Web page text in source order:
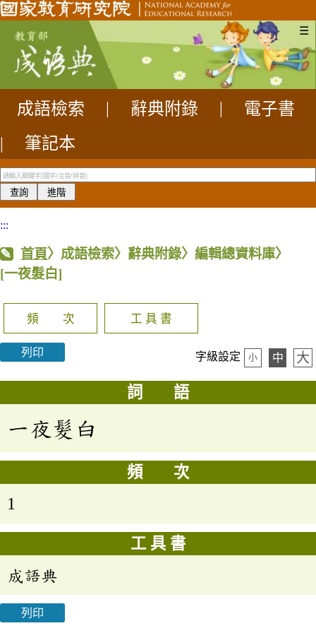
☰
成語檢索 辭典附錄
電子書
|
筆記本
:::
首頁〉成語檢索〉辭典附錄〉編輯總資料庫〉
[一夜髮白]
頻 次 工 具 書
列印 字級設定 小 中 大
詞 語
一夜髮白
頻 次
1
工 具 書
成語典
列印